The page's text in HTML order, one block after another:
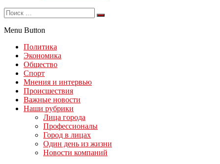
Menu Button
Политика
Экономика
Общество
Спорт
Мнения и интервью
Происшествия
Важные новости
Наши рубрики
Лица города
Профессионалы
Город в лицах
Один день из жизни
Новости компаний